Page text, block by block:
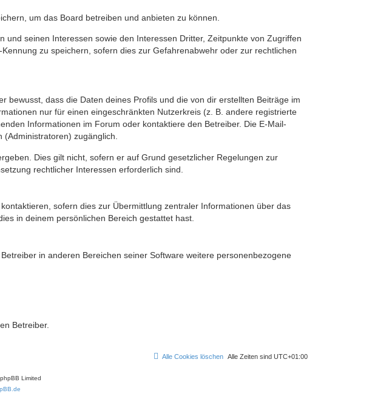
um das Board betreiben und anbieten zu können.
seinen Interessen sowie den Interessen Dritter, Zeitpunkte von Zugriffen
zu speichern, sofern dies zur Gefahrenabwehr oder zur rechtlichen
bewusst, dass die Daten deines Profils und die von dir erstellten Beiträge im
nur für einen eingeschränkten Nutzerkreis (z. B. andere registrierte
Informationen im Forum oder kontaktiere den Betreiber. Die E-Mail-
zugänglich.
Dies gilt nicht, sofern er auf Grund gesetzlicher Regelungen zur
rechtlicher Interessen erforderlich sind.
sofern dies zur Übermittlung zentraler Informationen über das
in deinem persönlichen Bereich gestattet hast.
in anderen Bereichen seiner Software weitere personenbezogene
Betreiber.
Alle Zeiten sind UTC+01:00
Alle Cookies löschen
Limited